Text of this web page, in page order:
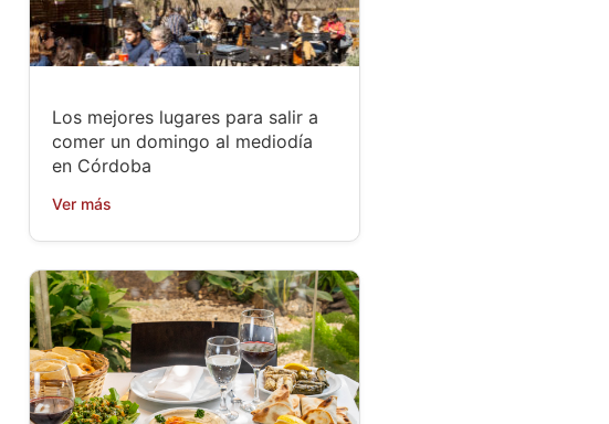
Los mejores lugares para salir a
comer un domingo al mediodía
en Córdoba
Ver más